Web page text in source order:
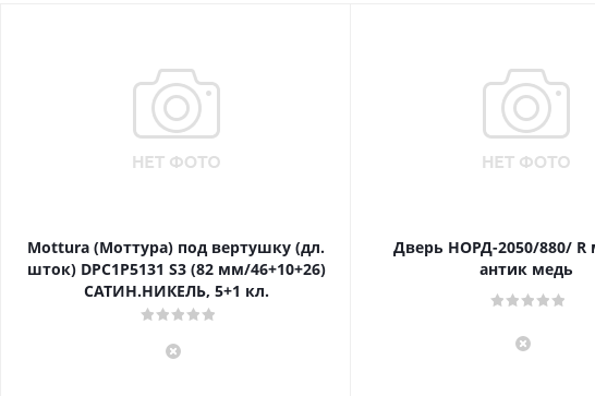
Mottura (Моттура) под вертушку (дл.
шток) DPC1P5131 S3 (82 мм/46+10+26)
САТИН.НИКЕЛЬ, 5+1 кл.
Дверь НОРД-2050/880/ R
антик медь